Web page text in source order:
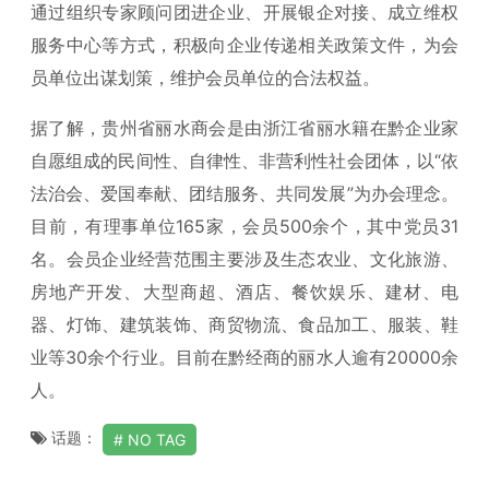
通过组织专家顾问团进企业、开展银企对接、成立维权
服务中心等方式，积极向企业传递相关政策文件，为会
员单位出谋划策，维护会员单位的合法权益。
据了解，贵州省丽水商会是由浙江省丽水籍在黔企业家
自愿组成的民间性、自律性、非营利性社会团体，以“依
法治会、爱国奉献、团结服务、共同发展”为办会理念。
目前，有理事单位165家，会员500余个，其中党员31
名。会员企业经营范围主要涉及生态农业、文化旅游、
房地产开发、大型商超、酒店、餐饮娱乐、建材、电
器、灯饰、建筑装饰、商贸物流、食品加工、服装、鞋
业等30余个行业。目前在黔经商的丽水人逾有20000余
人。
话题： NO TAG